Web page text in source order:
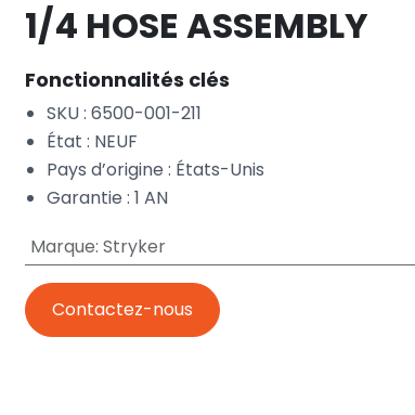
1/4 HOSE ASSEMBLY
Fonctionnalités clés
SKU : 6500-001-211
État : NEUF
Pays d’origine : États-Unis
Garantie : 1 AN
Marque: Stryker
Contactez-nous